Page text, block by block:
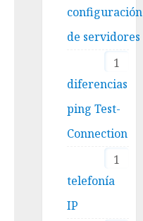
configuración
de servidores
1
diferencias
ping Test-
Connection
1
telefonía
IP